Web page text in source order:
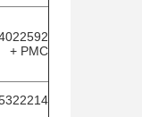
PMC +
5322214 91436 المجلس ،